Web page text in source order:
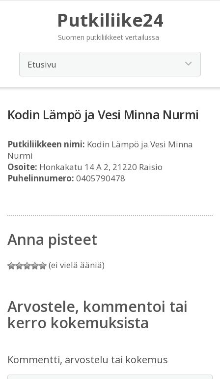
Putkiliike24
Suomen putkiliikkeet vertailussa
Kodin Lämpö ja Vesi Minna Nurmi
Putkiliikkeen nimi: Kodin Lämpö ja Vesi Minna
Nurmi
Osoite: Honkakatu 14 A 2, 21220 Raisio
Puhelinnumero: 0405790478
Anna pisteet
(ei vielä ääniä)
Arvostele, kommentoi tai
kerro kokemuksista
Kommentti, arvostelu tai kokemus